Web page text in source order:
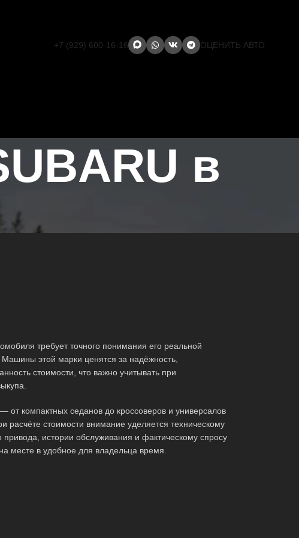
+7 (929) 600-16-16 ОЦЕНИТЬ АВТО
в
требует точного понимания его реальной
этой марки ценятся за надёжность,
стоимости, что важно учитывать при
компактных седанов до кроссоверов и универсалов
расчёте стоимости внимание уделяется техническому
истории обслуживания и фактическому спросу
месте в удобное для владельца время.